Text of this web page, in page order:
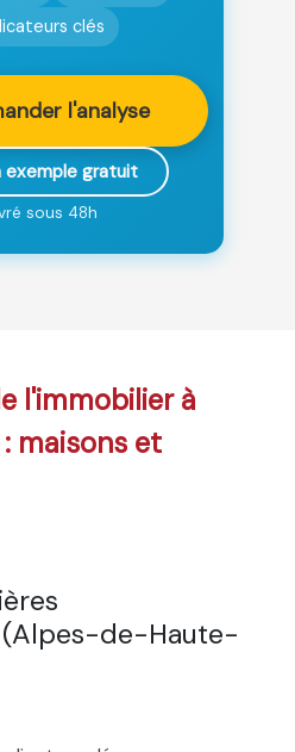
clés
l'analyse
exemple gratuit
sous 48h
l'immobilier à
maisons et
de-Haute-